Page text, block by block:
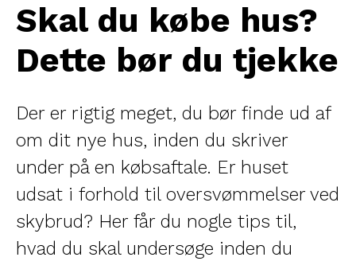
Skal du købe hus?
Dette bør du tjekke
Der er rigtig meget, du bør finde ud af
om dit nye hus, inden du skriver
under på en købsaftale. Er huset
udsat i forhold til oversvømmelser ved
skybrud? Her får du nogle tips til,
hvad du skal undersøge inden du